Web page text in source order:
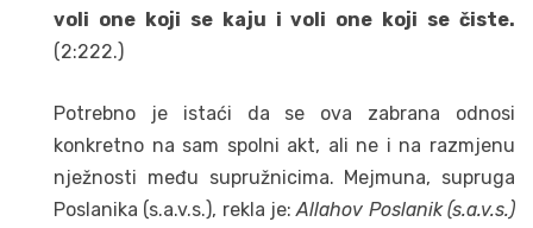
voli one koji se kaju i voli one koji se čiste.
(2:222.)
Potrebno je istaći da se ova zabrana odnosi
konkretno na sam spolni akt, ali ne i na razmjenu
nježnosti među supružnicima. Mejmuna, supruga
Poslanika (s.a.v.s.), rekla je:Allahov Poslanik (s.a.v.s.)